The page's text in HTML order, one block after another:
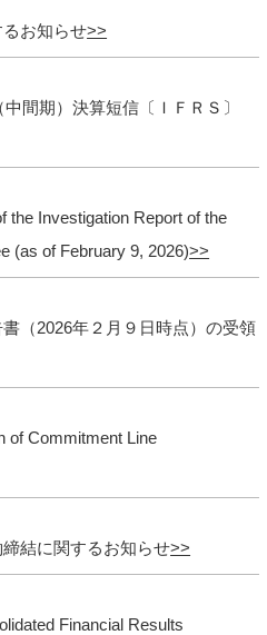
お知らせ
間期）決算短信〔ＩＦＲＳ〕
the Investigation Report of the
(as of February 9, 2026)
（2026年２月９日時点）の受領
of Commitment Line
結に関するお知らせ
Financial Results